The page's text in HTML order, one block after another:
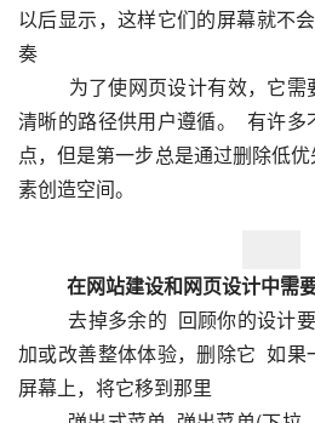
以后显示，这样它们的屏幕就不
奏
清晰的路径供用户遵循。  有许
点，但是第一步总是通过删除低
素创造空间。
在网站建设和网页设计中需
加或改善整体体验，删除它  如
屏幕上，将它移到那里